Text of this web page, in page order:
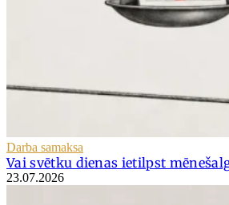
Darba samaksa
Vai svētku dienas ietilpst
23.07.2026